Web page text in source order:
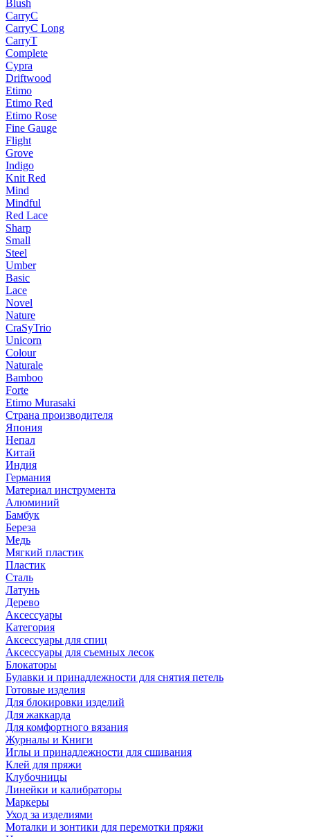
Blush
CarryC
CarryC Long
CarryT
Complete
Cypra
Driftwood
Etimo
Etimo Red
Etimo Rose
Fine Gauge
Flight
Grove
Indigo
Knit Red
Mind
Mindful
Red Lace
Sharp
Small
Steel
Umber
Basic
Lace
Novel
Nature
CraSyTrio
Unicorn
Colour
Naturale
Bamboo
Forte
Etimo Murasaki
Страна производителя
Япония
Непал
Китай
Индия
Германия
Материал инструмента
Алюминий
Бамбук
Береза
Медь
Мягкий пластик
Пластик
Сталь
Латунь
Дерево
Аксессуары
Категория
Аксессуары для спиц
Аксессуары для съемных лесок
Блокаторы
Булавки и принадлежности для снятия петель
Готовые изделия
Для блокировки изделий
Для жаккарда
Для комфортного вязания
Журналы и Книги
Иглы и принадлежности для сшивания
Клей для пряжи
Клубочницы
Линейки и калибраторы
Маркеры
Уход за изделиями
Моталки и зонтики для перемотки пряжи